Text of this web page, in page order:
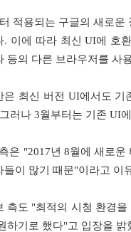
적용되는 구글의 새로운
. 이에 따라 최신 UI에 호
등의 다른 브라우저를 사
은 최신 버전 UI에서도 기
그러나 3월부터는 기존 UI
은 "2017년 8월에 새로운
들이 많기 때문"이라고 이
측도 "최적의 시청 환경
하기로 했다"고 입장을 밝